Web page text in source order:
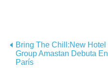
Bring The Chill:New Hotel
Group Amastan Debuta En
París